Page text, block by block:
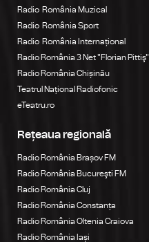
Radio România Muzical
Radio România Sport
Radio România Internațional
Radio România 3 Net "Florian Pittiş"
Radio România Chișinău
Teatrul Național Radiofonic
eTeatru.ro
Rețeaua regională
Radio România Brașov FM
Radio România Bucureşti FM
Radio România Cluj
Radio România Constanța
Radio România Oltenia Craiova
Radio România Iași